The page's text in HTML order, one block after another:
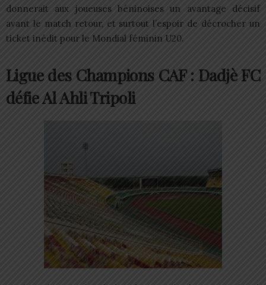
donnerait aux joueuses béninoises un avantage décisif
avant le match retour, et surtout l’espoir de décrocher un
ticket inédit pour le Mondial féminin U20.
Ligue des Champions CAF : Dadjè FC
défie Al Ahli Tripoli